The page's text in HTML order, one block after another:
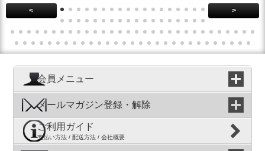
< >
会員メニュー
メールマガジン登録・解除
ご利用ガイド
支払い方法 / 配送方法 / 会社概要